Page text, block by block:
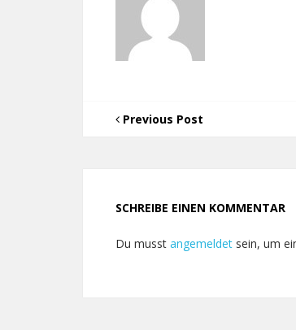
Previous Post
SCHREIBE EINEN KOMMENTAR
Du musst angemeldet sein, um